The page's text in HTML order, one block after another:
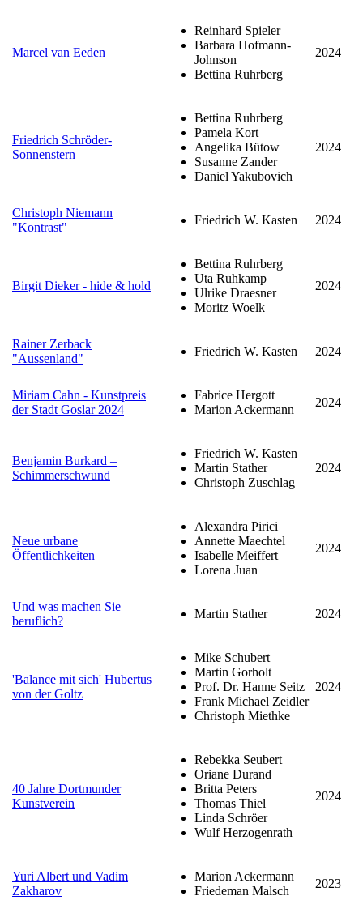
Marcel van Eeden
Reinhard Spieler
Barbara Hofmann-
Johnson
Bettina Ruhrberg
2024
Friedrich Schröder-
Sonnenstern
Bettina Ruhrberg
Pamela Kort
Angelika Bütow
Susanne Zander
Daniel Yakubovich
2024
Christoph Niemann
"Kontrast"
Friedrich W. Kasten 2024
Birgit Dieker - hide & hold
Bettina Ruhrberg
Uta Ruhkamp
Ulrike Draesner
Moritz Woelk
2024
Rainer Zerback
"Aussenland"
Friedrich W. Kasten 2024
Miriam Cahn - Kunstpreis
der Stadt Goslar 2024
Fabrice Hergott
Marion Ackermann
2024
Benjamin Burkard –
Schimmerschwund
Friedrich W. Kasten
Martin Stather
Christoph Zuschlag
2024
Neue urbane
Öffentlichkeiten
Alexandra Pirici
Annette Maechtel
Isabelle Meiffert
Lorena Juan
2024
Und was machen Sie
beruflich?
Martin Stather 2024
'Balance mit sich' Hubertus
von der Goltz
Mike Schubert
Martin Gorholt
Prof. Dr. Hanne Seitz
Frank Michael Zeidler
Christoph Miethke
2024
40 Jahre Dortmunder
Kunstverein
Rebekka Seubert
Oriane Durand
Britta Peters
Thomas Thiel
Linda Schröer
Wulf Herzogenrath
2024
Yuri Albert und Vadim
Zakharov
Marion Ackermann
Friedeman Malsch
2023